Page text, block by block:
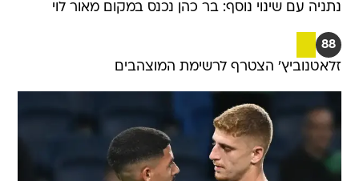
נתניה עם שינוי נוסף: בר כהן נכנס במקום מאור לוי
88
זלאטנוביץ' הצטרף לרשימת המוצהבים